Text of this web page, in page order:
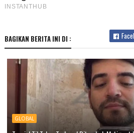
BAGIKAN BERITA INI DI :
GLOBAL